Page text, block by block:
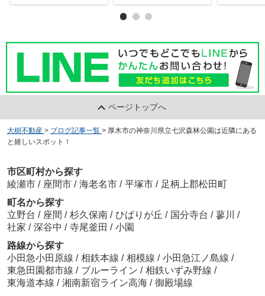
ページトップへ
大樹不動産 > ブログ記事一覧 > 厚木市の神奈川県立七沢森林公園は近隣にある
と嬉しいスポット！
市区町村から探す
綾瀬市 / 座間市 / 海老名市 / 平塚市 / 足柄上郡松田町
町名から探す
立野台 / 座間 / 杉久保南 / ひばりが丘 / 国分寺台 / 蓼川 /
社家 / 深谷中 / 寺尾釜田 / 小園
路線から探す
小田急小田原線 / 相鉄本線 / 相模線 / 小田急江ノ島線 /
東急田園都市線 / ブルーライン / 相鉄いずみ野線 /
東海道本線 / 湘南新宿ライン高海 / 御殿場線